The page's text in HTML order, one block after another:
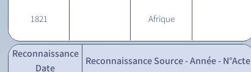
1821 Afrique
Reconnaissance
Date
Reconnaissance Source - Année - N°Acte